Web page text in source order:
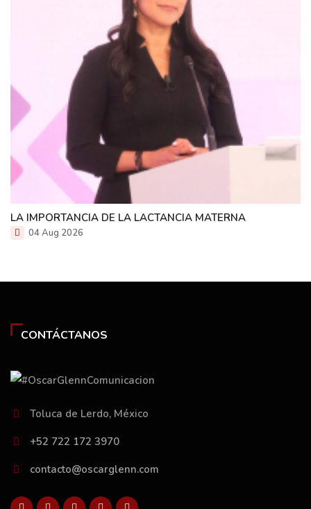
LA IMPORTANCIA DE LA LACTANCIA MATERNA
04 Aug 2026
CONTÁCTANOS
Toluca de Lerdo, México
+52 722 172 3970
contacto@oscarglenn.com